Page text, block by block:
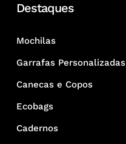
Destaques
Mochilas
Garrafas Personalizadas
Canecas e Copos
Ecobags
Cadernos